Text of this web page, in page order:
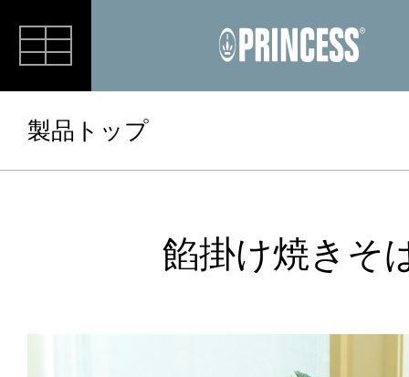
RECIPE
製品トップ
餡掛け焼きそ